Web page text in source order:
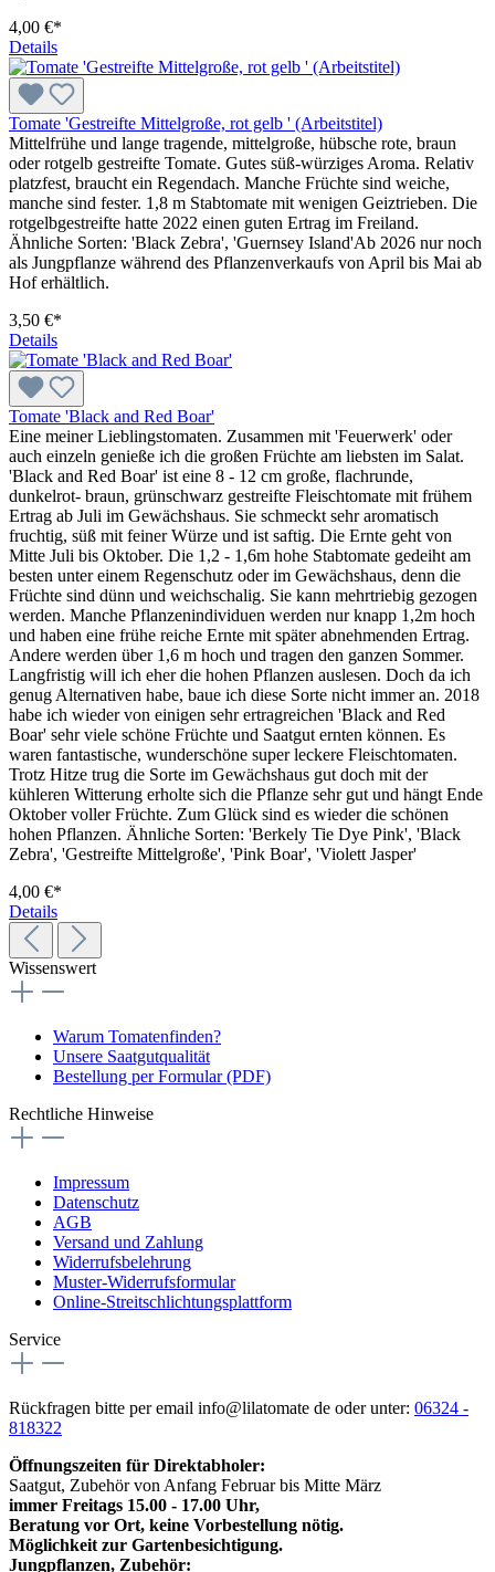
4,00 €*
Details
Tomate 'Gestreifte Mittelgroße, rot gelb ' (Arbeitstitel)
Mittelfrühe und lange tragende, mittelgroße, hübsche rote, braun
oder rotgelb gestreifte Tomate. Gutes süß-würziges Aroma. Relativ
platzfest, braucht ein Regendach. Manche Früchte sind weiche,
manche sind fester. 1,8 m Stab­­tomate mit wenigen Geiztrieben. Die
rotgelbgestreifte hatte 2022 einen guten Ertrag im Freiland.
Ähnliche Sorten: 'Black Zebra', 'Guernsey Island'Ab 2026 nur noch
als Jungpflanze während des Pflanzenverkaufs von April bis Mai ab
Hof erhältlich.
3,50 €*
Details
Tomate 'Black and Red Boar'
Eine meiner Lieblingstomaten. Zusammen mit 'Feuerwerk' oder
auch einzeln genieße ich die großen Früchte am liebsten im Salat.
'Black and Red Boar' ist eine 8 - 12 cm große, flachrunde,
dunkelrot- braun, grünschwarz gestreifte Fleischtomate mit frühem
Ertrag ab Juli im Gewächshaus. Sie schmeckt sehr aromatisch
fruchtig, süß mit feiner Würze und ist saftig. Die Ernte geht von
Mitte Juli bis Oktober. Die 1,2 - 1,6m hohe Stab­tomate gedeiht am
besten unter einem Regenschutz oder im Gewächshaus, denn die
Früchte sind dünn und weichschalig. Sie kann mehrtriebig gezogen
werden. Manche Pflanzenindividuen werden nur knapp 1,2m hoch
und haben eine frühe reiche Ernte mit später abnehmenden Ertrag.
Andere werden über 1,6 m hoch und tragen den ganzen Sommer.
Langfristig will ich eher die hohen Pflanzen auslesen. Doch da ich
genug Alternativen habe, baue ich diese Sorte nicht immer an. 2018
habe ich wieder von einigen sehr ertragreichen 'Black and Red
Boar' sehr viele schöne Früchte und Saatgut ernten können. Es
waren fantastische, wunderschöne super leckere Fleischtomaten.
Trotz Hitze trug die Sorte im Gewächshaus gut doch mit der
kühleren Witterung erholte sich die Pflanze sehr gut und hängt Ende
Oktober voller Früchte. Zum Glück sind es wieder die schönen
hohen Pflanzen. Ähnliche Sorten: 'Berkely Tie Dye Pink', 'Black
Zebra', 'Gestreifte Mittelgroße', 'Pink Boar', 'Violett Jasper'
4,00 €*
Details
Wissenswert
Warum Tomatenfinden?
Unsere Saatgutqualität
Bestellung per Formular (PDF)
Rechtliche Hinweise
Impressum
Datenschutz
AGB
Versand und Zahlung
Widerrufsbelehrung
Muster-Widerrufsformular
Online-Streitschlichtungsplattform
Service
Rückfragen bitte per email info@lilatomate de oder unter: 06324 -
818322
Öffnungszeiten für Direktabholer:
Saatgut, Zubehör von Anfang Februar bis Mitte März
immer Freitags 15.00 - 17.00 Uhr,
Beratung vor Ort, keine Vorbestellung nötig.
Möglichkeit zur Gartenbesichtigung.
Jungpflanzen, Zubehör: